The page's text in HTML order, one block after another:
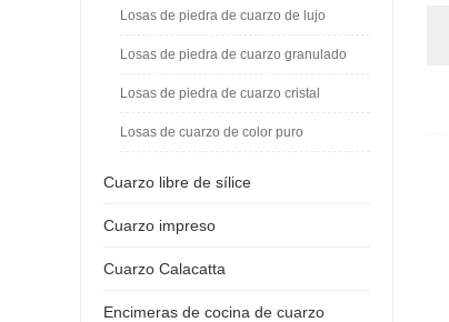
Losas de piedra de cuarzo de lujo
Losas de piedra de cuarzo granulado
Losas de piedra de cuarzo cristal
Losas de cuarzo de color puro
Cuarzo libre de sílice
Cuarzo impreso
Cuarzo Calacatta
Encimeras de cocina de cuarzo